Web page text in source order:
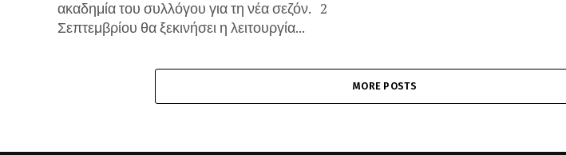
ακαδημία του συλλόγου για τη νέα σεζόν. 2
Σεπτεμβρίου θα ξεκινήσει η λειτουργία...
MORE POSTS